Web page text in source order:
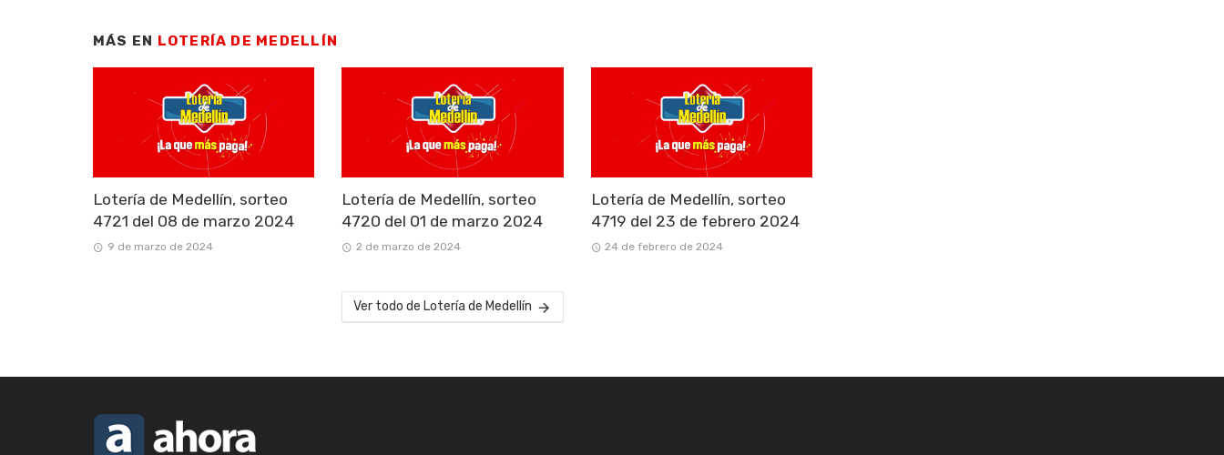
MÁS EN LOTERÍA DE MEDELLÍN
Lotería de Medellín, sorteo
4721 del 08 de marzo 2024
9 de marzo de 2024
Lotería de Medellín, sorteo
4720 del 01 de marzo 2024
2 de marzo de 2024
Lotería de Medellín, sorteo
4719 del 23 de febrero 2024
24 de febrero de 2024
Ver todo de Lotería de Medellín